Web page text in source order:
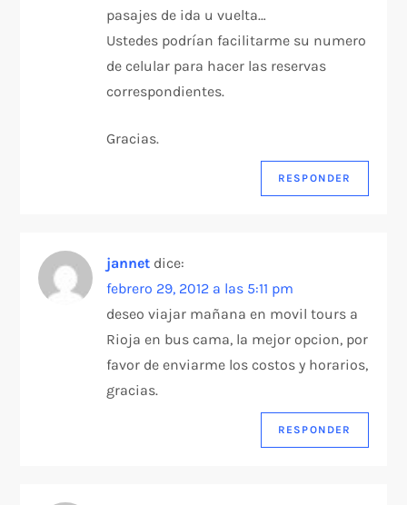
pasajes de ida u vuelta…
Ustedes podrían facilitarme su numero
de celular para hacer las reservas
correspondientes.
Gracias.
RESPONDER
jannet dice:
febrero 29, 2012 a las 5:11 pm
deseo viajar mañana en movil tours a
Rioja en bus cama, la mejor opcion, por
favor de enviarme los costos y horarios,
gracias.
RESPONDER